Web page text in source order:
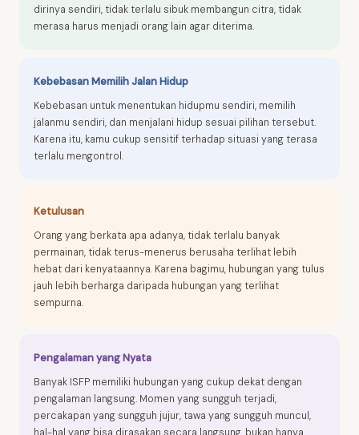
dirinya sendiri, tidak terlalu sibuk membangun citra, tidak
merasa harus menjadi orang lain agar diterima.
Kebebasan Memilih Jalan Hidup
Kebebasan untuk menentukan hidupmu sendiri, memilih
jalanmu sendiri, dan menjalani hidup sesuai pilihan tersebut.
Karena itu, kamu cukup sensitif terhadap situasi yang terasa
terlalu mengontrol.
Ketulusan
Orang yang berkata apa adanya, tidak terlalu banyak
permainan, tidak terus-menerus berusaha terlihat lebih
hebat dari kenyataannya. Karena bagimu, hubungan yang tulus
jauh lebih berharga daripada hubungan yang terlihat
sempurna.
Pengalaman yang Nyata
Banyak ISFP memiliki hubungan yang cukup dekat dengan
pengalaman langsung. Momen yang sungguh terjadi,
percakapan yang sungguh jujur, tawa yang sungguh muncul,